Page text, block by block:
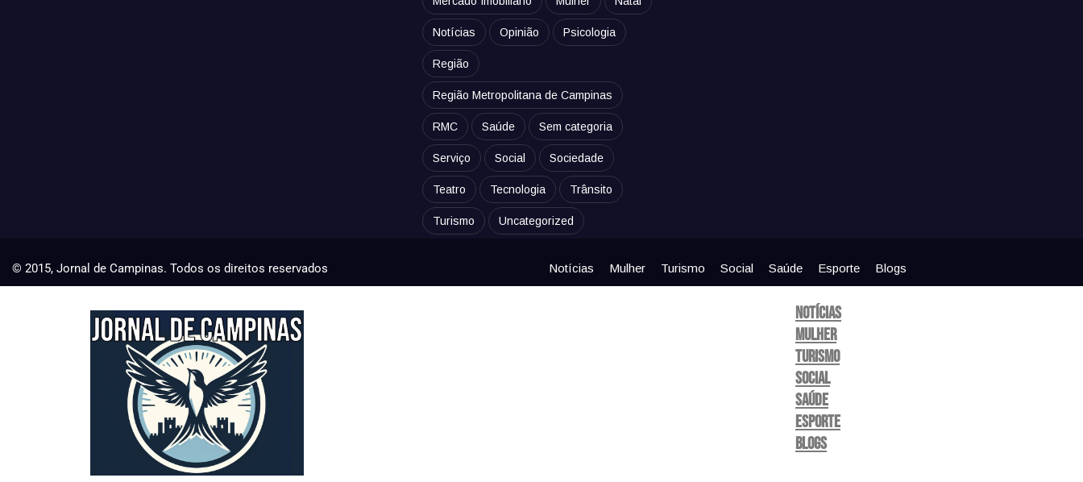
Notícias Opinião Psicologia
Região
Região Metropolitana de Campinas
RMC Saúde Sem categoria
Serviço Social Sociedade
Teatro Tecnologia Trânsito
Turismo Uncategorized
© 2015, Jornal de Campinas. Todos os direitos reservados Notícias Mulher Turismo Social Saúde Esporte Blogs
Notícias
Mulher
Turismo
Social
Saúde
Esporte
Blogs